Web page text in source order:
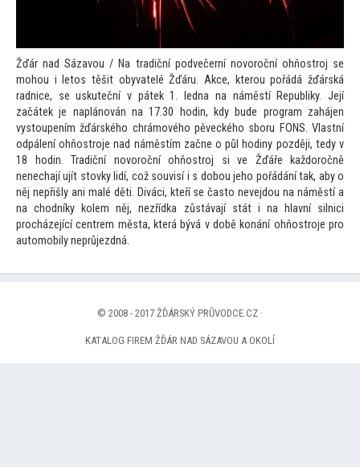
Žďár nad Sázavou / Na tradiční podvečerní novoroční ohňostroj se
mohou i letos těšit obyvatelé Žďáru. Akce, kterou pořádá žďárská
radnice, se uskuteční v pátek 1. ledna na náměstí Republiky. Její
začátek je naplánován na 17.30 hodin, kdy bude program zahájen
vystoupením žďárského chrámového pěveckého sboru FONS. Vlastní
odpálení ohňostroje nad náměstím začne o půl hodiny později, tedy v
18 hodin. Tradiční novoroční ohňostroj si ve Žďáře každoročně
nenechají ujít stovky lidí, což souvisí i s dobou jeho pořádání tak, aby o
něj nepřišly ani malé děti. Diváci, kteří se často nevejdou na náměstí a
na chodníky kolem něj, nezřídka zůstávají stát i na hlavní silnici
procházející centrem města, která bývá v době konání ohňostroje pro
automobily neprůjezdná.
© 2008 - 2017 ŽĎÁRSKÝ PRŮVODCE.CZ ·
KATALOG FIREM ŽĎÁR NAD SÁZAVOU A OKOLÍ